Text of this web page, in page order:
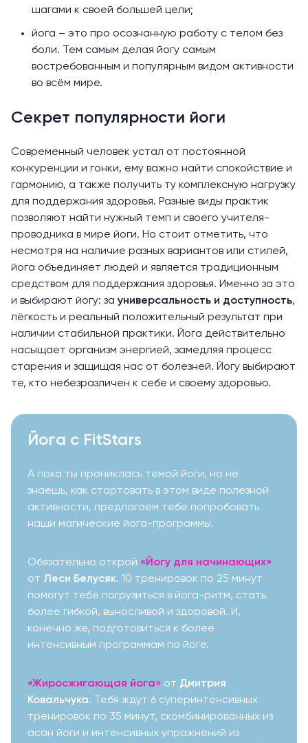
шагами к своей большей цели;
йога – это про осознанную работу с телом без
боли. Тем самым делая йогу самым
востребованным и популярным видом активности
во всём мире.
Секрет популярности йоги
Современный человек устал от постоянной
конкуренции и гонки, ему важно найти спокойствие и
гармонию, а также получить ту комплексную нагрузку
для поддержания здоровья. Разные виды практик
позволяют найти нужный темп и своего учителя-
проводника в мире йоги. Но стоит отметить, что
несмотря на наличие разных вариантов или стилей,
йога объединяет людей и является традиционным
средством для поддержания здоровья. Именно за это
и выбирают йогу: за универсальность и доступность,
лёгкость и реальный положительный результат при
наличии стабильной практики. Йога действительно
насыщает организм энергией, замедляя процесс
старения и защищая нас от болезней. Йогу выбирают
те, кто небезразличен к себе и своему здоровью.
Йога с FitStars
А пока ты прониклась темой йоги, но не
знаешь, как стартовать в этом виде полезной
активности, предлагаем тебе попробовать
наши магические йога-программы.
Обязательно открой «Йогу для начинающих»
от Леси Белусяк. 10 тренировок по 25 минут
помогут тебе погрузиться в йога-ритм, стать
более гибкой, выносливой и здоровой. И,
конечно же, подготовиться к более
интенсивным программам по йоге.
«Жиросжигающая йога» от Дмитрия
Ковальчука. Тебя ждут 6 суперинтенсивных
тренировок по 35 минут, скомбинированных из
асан йоги и интенсивных упражнений из